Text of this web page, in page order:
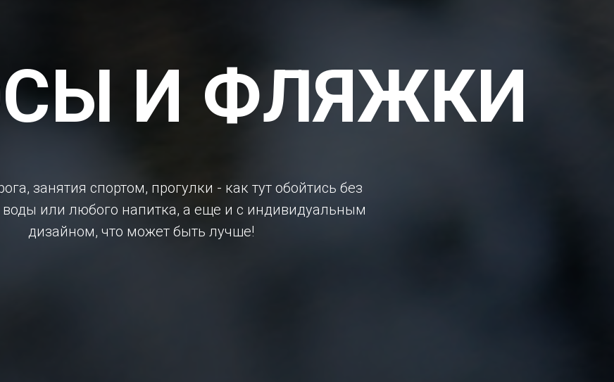
И ФЛЯЖКИ
занятия спортом, прогулки - как тут обойтись без
или любого напитка, а еще и с индивидуальным
дизайном, что может быть лучше!